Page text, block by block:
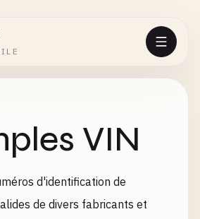
VIN
d'identification de
de divers fabricants et